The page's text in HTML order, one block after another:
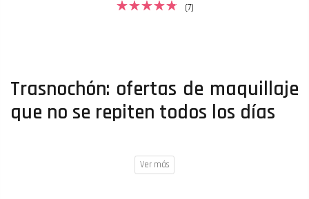
(7)
Trasnochón: ofertas de maquillaje
que no se repiten todos los días